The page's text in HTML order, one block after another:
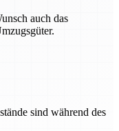
auch das
sind während des